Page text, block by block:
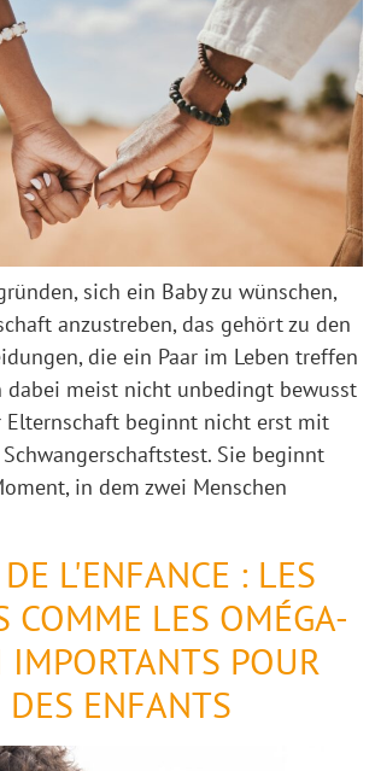
sich ein Baby zu wünschen,
anzustreben, das gehört zu den
die ein Paar im Leben treffen
dabei meist nicht unbedingt bewusst
Elternschaft beginnt nicht erst mit
Sie beginnt
in dem zwei Menschen
L'ENFANCE : LES
COMME LES OMÉGA-
POUR
ENFANTS